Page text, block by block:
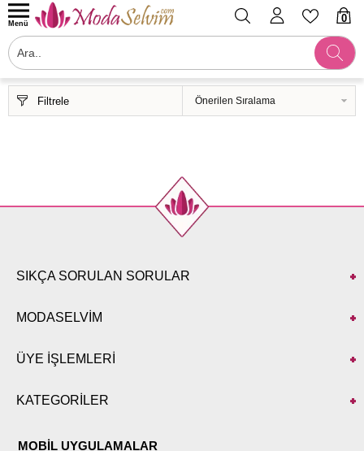
0
Menü
Filtrele
SIKÇA SORULAN SORULAR
MODASELVİM
ÜYE İŞLEMLERİ
KATEGORİLER
MOBİL UYGULAMALAR